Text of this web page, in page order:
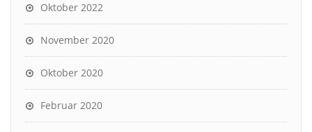
Oktober 2022
November 2020
Oktober 2020
Februar 2020